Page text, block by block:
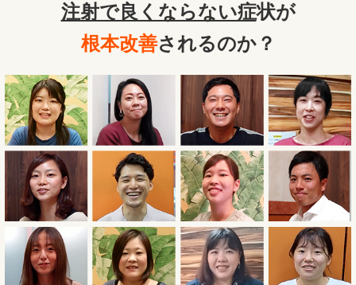
注射で良くならない症状が
根本改善されるのか？